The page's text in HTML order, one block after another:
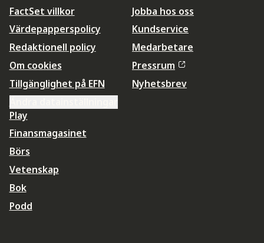
FactSet villkor
Värdepapperspolicy
Redaktionell policy
Om cookies
Tillgänglighet på EFN
Jobba hos oss
Kundservice
Medarbetare
Pressrum
Nyhetsbrev
Play
Finansmagasinet
Börs
Vetenskap
Bok
Podd